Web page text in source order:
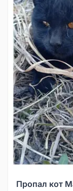
Пропал кот